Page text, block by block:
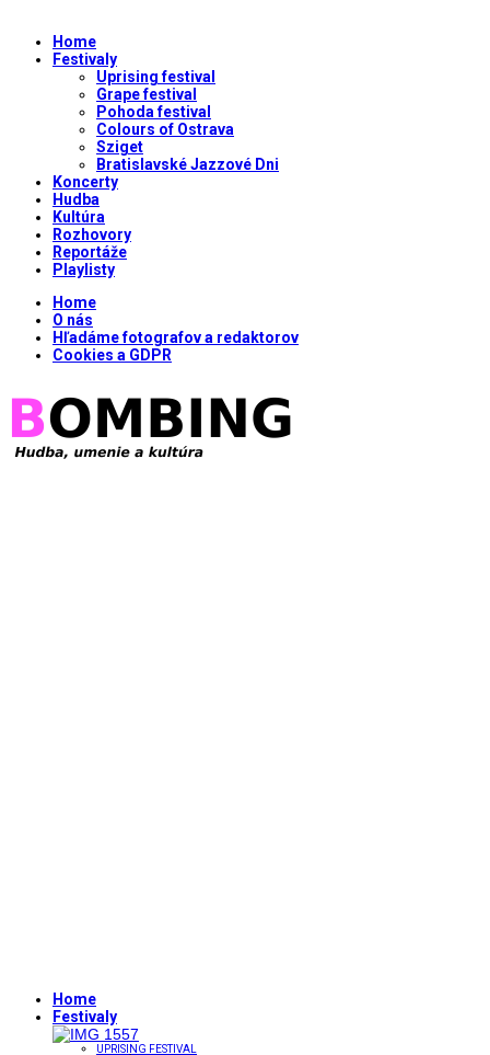
Home
Festivaly
Uprising festival
Grape festival
Pohoda festival
Colours of Ostrava
Sziget
Bratislavské Jazzové Dni
Koncerty
Hudba
Kultúra
Rozhovory
Reportáže
Playlisty
Home
O nás
Hľadáme fotografov a redaktorov
Cookies a GDPR
Home
Festivaly
UPRISING FESTIVAL